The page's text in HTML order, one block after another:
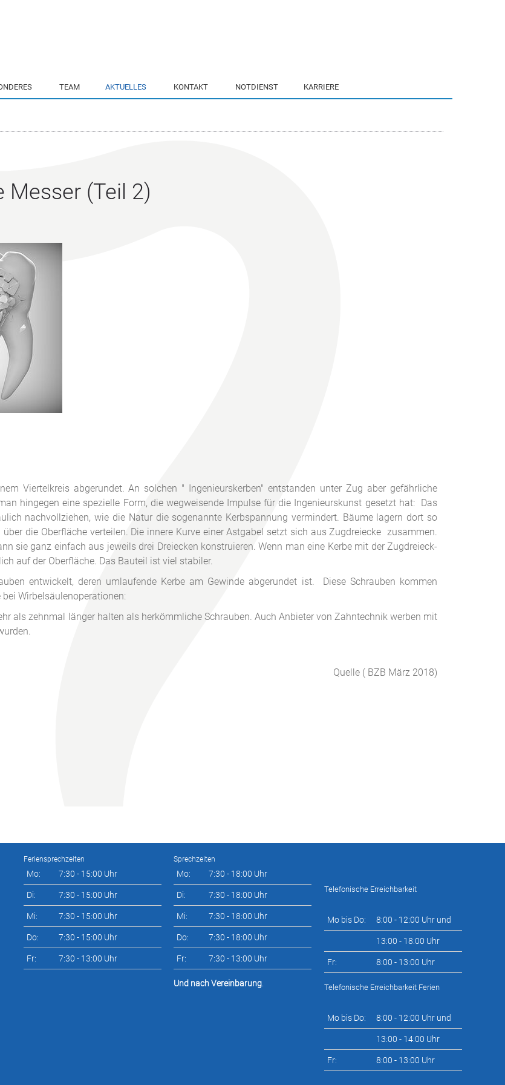
TEAM AKTUELLES KONTAKT NOTDIENST KARRIERE
Messer (Teil 2)
Viertelkreis abgerundet. An solchen " Ingenieurskerben" entstanden unter Zug aber gefährliche
hingegen eine spezielle Form, die wegweisende Impulse für die Ingenieurskunst gesetzt hat: Das
nachvollziehen, wie die Natur die sogenannte Kerbspannung vermindert. Bäume lagern dort so
die Oberfläche verteilen. Die innere Kurve einer Astgabel setzt sich aus Zugdreiecke zusammen.
sie ganz einfach aus jeweils drei Dreiecken konstruieren. Wenn man eine Kerbe mit der Zugdreieck-
auf der Oberfläche. Das Bauteil ist viel stabiler.
entwickelt, deren umlaufende Kerbe am Gewinde abgerundet ist. Diese Schrauben kommen
Wirbelsäulenoperationen:
als zehnmal länger halten als herkömmliche Schrauben. Auch Anbieter von Zahntechnik werben mit
Quelle ( BZB März 2018)
Feriensprechzeiten
Mo: 7:30 - 15:00 Uhr
Di: 7:30 - 15:00 Uhr
Mi: 7:30 - 15:00 Uhr
Do: 7:30 - 15:00 Uhr
Fr: 7:30 - 13:00 Uhr
Sprechzeiten
Mo: 7:30 - 18:00 Uhr
Di: 7:30 - 18:00 Uhr
Mi: 7:30 - 18:00 Uhr
Do: 7:30 - 18:00 Uhr
Fr: 7:30 - 13:00 Uhr
Und nach Vereinbarung.
Telefonische Erreichbarkeit
Mo bis Do: 8:00 - 12:00 Uhr und
13:00 - 18:00 Uhr
Fr: 8:00 - 13:00 Uhr
Telefonische Erreichbarkeit Ferien
Mo bis Do: 8:00 - 12:00 Uhr und
13:00 - 14:00 Uhr
Fr: 8:00 - 13:00 Uhr